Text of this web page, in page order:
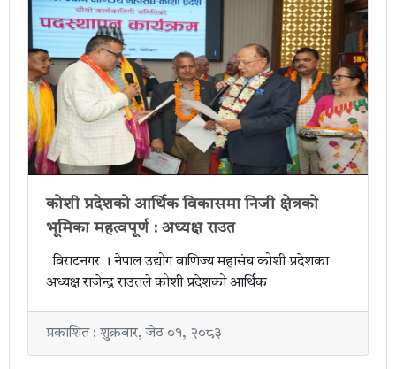
कोशी प्रदेशको आर्थिक विकासमा निजी क्षेत्रको
भूमिका महत्वपूर्ण : अध्यक्ष राउत
विराटनगर । नेपाल उद्योग वाणिज्य महासंघ कोशी प्रदेशका
अध्यक्ष राजेन्द्र राउतले कोशी प्रदेशको आर्थिक
प्रकाशित : शुक्रबार, जेठ ०१, २०८३